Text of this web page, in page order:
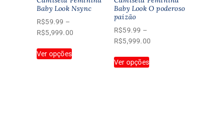
página
produto
do
Baby Look Nsync
R$59.99 –
R$5,999.00
Ver opçõesproduto
Baby Look O poderoso
paizão
R$59.99 –
R$5,999.00
Ver opçõesproduto